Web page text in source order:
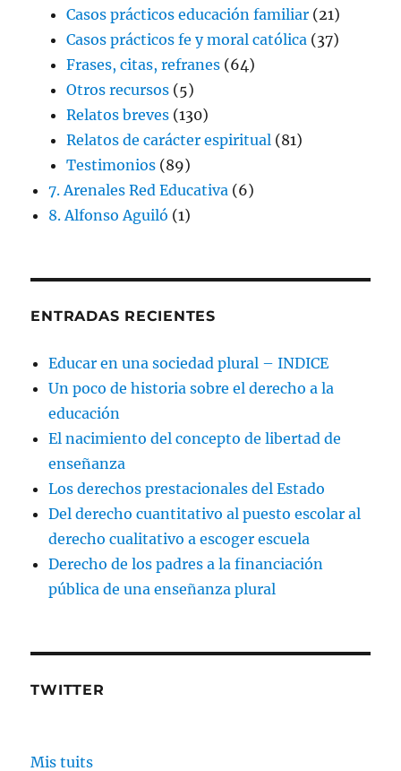
Casos prácticos educación familiar (21)
Casos prácticos fe y moral católica (37)
Frases, citas, refranes (64)
Otros recursos (5)
Relatos breves (130)
Relatos de carácter espiritual (81)
Testimonios (89)
7. Arenales Red Educativa (6)
8. Alfonso Aguiló (1)
ENTRADAS RECIENTES
Educar en una sociedad plural – INDICE
Un poco de historia sobre el derecho a la
educación
El nacimiento del concepto de libertad de
enseñanza
Los derechos prestacionales del Estado
Del derecho cuantitativo al puesto escolar al
derecho cualitativo a escoger escuela
Derecho de los padres a la financiación
pública de una enseñanza plural
TWITTER
Mis tuits